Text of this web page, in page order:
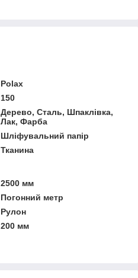
Polax
150
Дерево, Сталь, Шпаклівка,
Лак, Фарба
Шліфувальний папір
Тканина
2500 мм
Погонний метр
Рулон
200 мм